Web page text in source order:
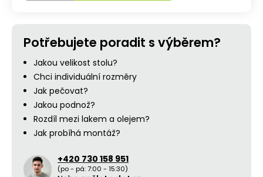
Potřebujete poradit s výběrem?
Jakou velikost stolu?
Chci individuální rozměry
Jak pečovat?
Jakou podnož?
Rozdíl mezi lakem a olejem?
Jak probíhá montáž?
+420 730 158 951
(po - pá: 7:00 - 15:30)